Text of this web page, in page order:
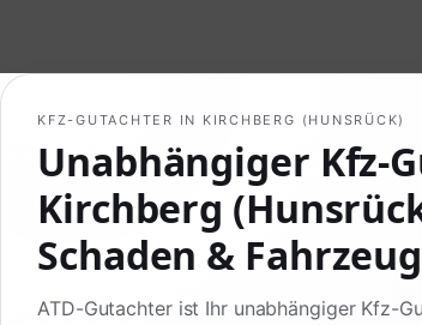
KFZ-GUTACHTER IN KIRCHBERG (HUNSRÜCK)
Unabhängiger Kfz-
Kirchberg
Schaden &
ATD-Gutachter ist Ihr unabhängiger Kfz-